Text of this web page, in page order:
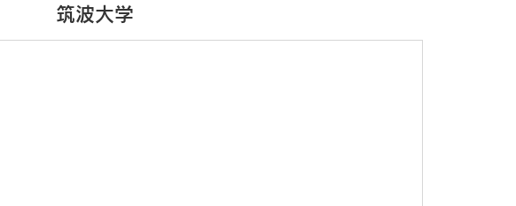
筑波大学